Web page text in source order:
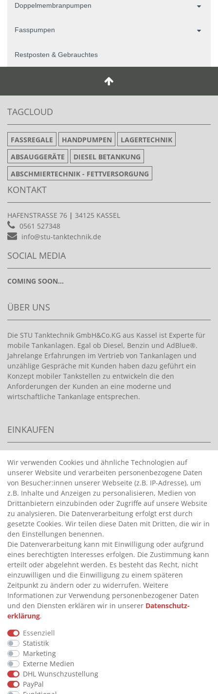
Doppelmembranpumpen
Fasspumpen
Restposten & Gebrauchtes
TAGCLOUD
FASSREGALE HANDPUMPEN
LAGERTECHNIK
ABSAUGGERÄTE
DIESEL BETANKUNG
ABSCHMIERTECHNIK - FETTVERSORGUNG
KONTAKT
HAFENSTRASSE 76 | 34125 KASSEL
0561 527348
info@stu-tanktechnik.de
SOCIAL MEDIA
COMING SOON...
ÜBER UNS
Die STU Tanktechnik GmbH&Co.KG aus Kassel ist Experte für
mobile Tankanlagen. Egal ob Diesel, Benzin und AdBlue®.
Jahrelange Erfahrungen im Vertrieb von Tankanlagen und
unzählige Gespräche mit Kunden haben dazu geführt ein
Konzept mobiler Tankstellen zu entwickeln die den
Anforderungen der Kunden an eine moderne und
wirtschaftliche Tankanlage entsprechen.
EINKAUFEN
HANDPUMPEN FÜR BENZIN
>
HANDPUMPEN FÜR ÖLE
>
TANKANLAGEN
>
ADBLUE® BETANKUNG
INFORMATIONEN
>
FAQ
>
VERTRAG WIDERRUFEN
>
WIDERRUFSRECHT
>
WIDERRUFSFORMULAR
IMPRESSUM
>
DATENSCHUTZERKLÄRUNG
>
AGB
>
KONTAKT
Wir verwenden Cookies und ähnliche Technologien auf
unserer Website und verarbeiten personenbezogene Daten
von Besucher:innen unserer Webseite (z.B. IP-Adresse), um
z.B. Inhalte und Anzeigen zu personalisieren, Medien von
Drittanbietern einzubinden oder Zugriffe auf unsere Website
zu analysieren. Die Datenverarbeitung erfolgt erst durch
gesetzte Cookies. Wir teilen diese Daten mit Dritten, die wir in
den Einstellungen benennen.
Die Datenverarbeitung kann mit Einwilligung oder aufgrund
eines berechtigten Interesses erfolgen. Die Zustimmung kann
erteilt oder abgelehnt werden. Es besteht das Recht, nicht
einzuwilligen und die Einwilligung zu einem späteren
Zeitpunkt zu ändern oder zu widerrufen. Weitere
Informationen zur Verwendung personenbezogener Daten
und den Diensten erklären wir in unserer Daten­schutz­
erklärung.
Essenziell
Statistik
Marketing
Externe Medien
DHL Wunschzustellung
PayPal